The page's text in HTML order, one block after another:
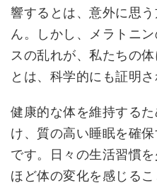
響するとは、意外に思
ん。しかし、メラトニ
スの乱れが、私たちの
とは、科学的にも証明さ
健康的な体を維持する
け、質の高い睡眠を確
です。日々の生活習慣
ほど体の変化を感じる